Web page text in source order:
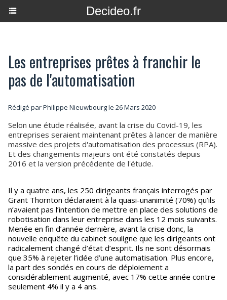
Decideo.fr
Les entreprises prêtes à franchir le
pas de l'automatisation
Rédigé parPhilippe Nieuwbourgle 26 Mars 2020
Selon une étude réalisée, avant la crise du Covid-19, les
entreprises seraient maintenant prêtes à lancer de manière
massive des projets d'automatisation des processus (RPA).
Et des changements majeurs ont été constatés depuis
2016 et la version précédente de l'étude.
Il y a quatre ans, les 250 dirigeants français interrogés par
Grant Thornton déclaraient à la quasi-unanimité (70%) qu’ils
n’avaient pas l’intention de mettre en place des solutions de
robotisation dans leur entreprise dans les 12 mois suivants.
Menée en fin d’année dernière, avant la crise donc, la
nouvelle enquête du cabinet souligne que les dirigeants ont
radicalement changé d’état d’esprit. Ils ne sont désormais
que 35% à rejeter l’idée d’une automatisation. Plus encore,
la part des sondés en cours de déploiement a
considérablement augmenté, avec 17% cette année contre
seulement 4% il y a 4 ans.